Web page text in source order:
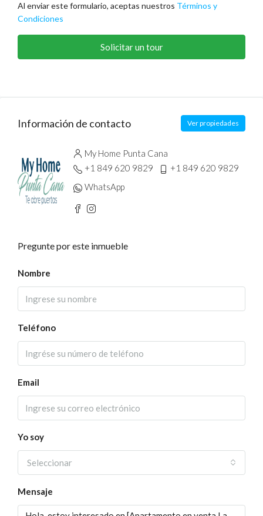
Al enviar este formulario, aceptas nuestros Términos y
Condiciones
Solicitar un tour
Información de contacto Ver propiedades
My Home Punta Cana
+1 849 620 9829
+1 849 620 9829
WhatsApp
Pregunte por este inmueble
Nombre
Teléfono
Email
Yo soy
Seleccionar
Mensaje